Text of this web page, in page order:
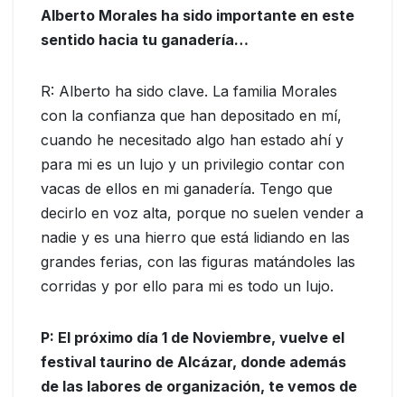
Alberto Morales ha sido importante en este
sentido hacia tu ganadería…
R: Alberto ha sido clave. La familia Morales
con la confianza que han depositado en mí,
cuando he necesitado algo han estado ahí y
para mi es un lujo y un privilegio contar con
vacas de ellos en mi ganadería. Tengo que
decirlo en voz alta, porque no suelen vender a
nadie y es una hierro que está lidiando en las
grandes ferias, con las figuras matándoles las
corridas y por ello para mi es todo un lujo.
P: El próximo día 1 de Noviembre, vuelve el
festival taurino de Alcázar, donde además
de las labores de organización, te vemos de